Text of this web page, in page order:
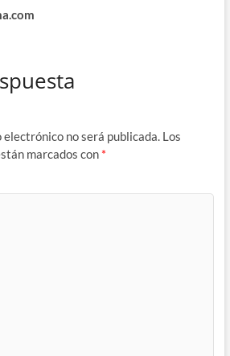
no será publicada. Los
marcados con *